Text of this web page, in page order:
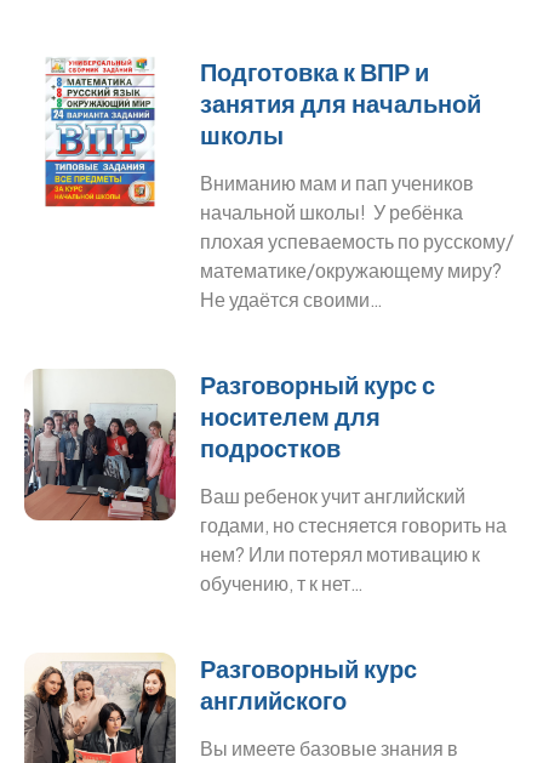
Подготовка к ВПР и
занятия для начальной
школы
Вниманию мам и пап учеников
начальной школы! У ребёнка
плохая успеваемость по русскому/
математике/окружающему миру?
Не удаётся своими…
Разговорный курс с
носителем для
подростков
Ваш ребенок учит английский
годами, но стесняется говорить на
нем? Или потерял мотивацию к
обучению, т к нет…
Разговорный курс
английского
Вы имеете базовые знания в